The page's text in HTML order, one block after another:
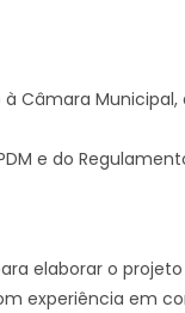
Câmara
e do
elaborar o
experiência em